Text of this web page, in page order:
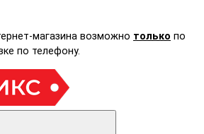
магазина возможно только по
по телефону.